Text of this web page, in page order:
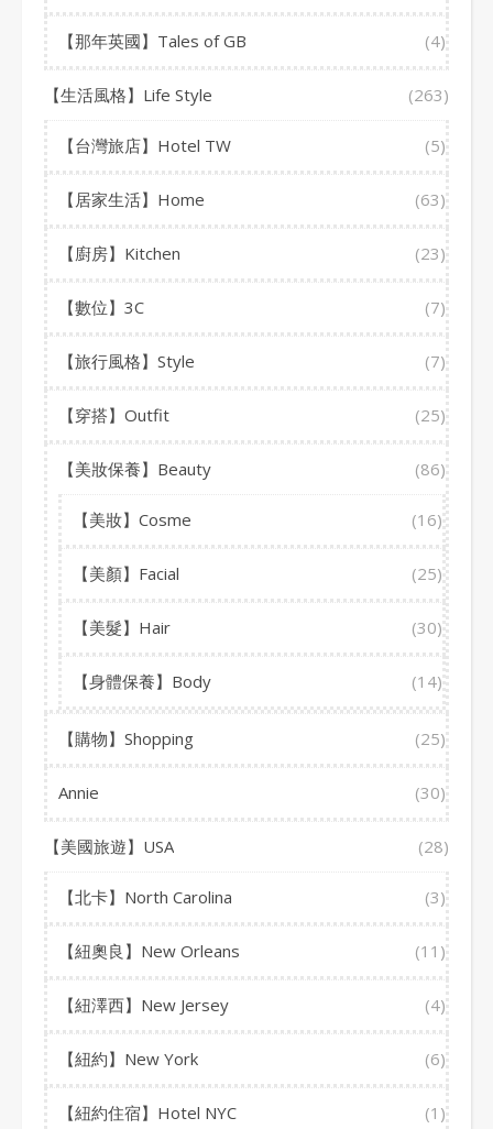
【那年英國】Tales of GB (4)
【生活風格】Life Style (263)
【台灣旅店】Hotel TW (5)
【居家生活】Home (63)
【廚房】Kitchen (23)
【數位】3C (7)
【旅行風格】Style (7)
【穿搭】Outfit (25)
【美妝保養】Beauty (86)
【美妝】Cosme (16)
【美顏】Facial (25)
【美髮】Hair (30)
【身體保養】Body (14)
【購物】Shopping (25)
Annie (30)
【美國旅遊】USA (28)
【北卡】North Carolina (3)
【紐奧良】New Orleans (11)
【紐澤西】New Jersey (4)
【紐約】New York (6)
【紐約住宿】Hotel NYC (1)